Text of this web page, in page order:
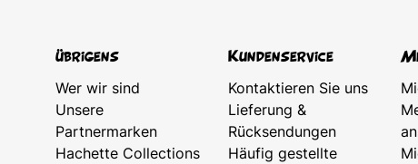
übrigens
Wer wir sind
Unsere
Partnermarken
Hachette Collections
Kundenservice
Kontaktieren Sie uns
Lieferung &
Rücksendungen
Häufig gestellte